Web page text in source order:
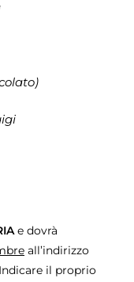
e dovrà
all’indirizzo
Indicare il proprio